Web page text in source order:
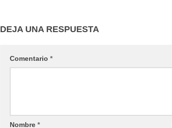
DEJA UNA RESPUESTA
Comentario *
Nombre *